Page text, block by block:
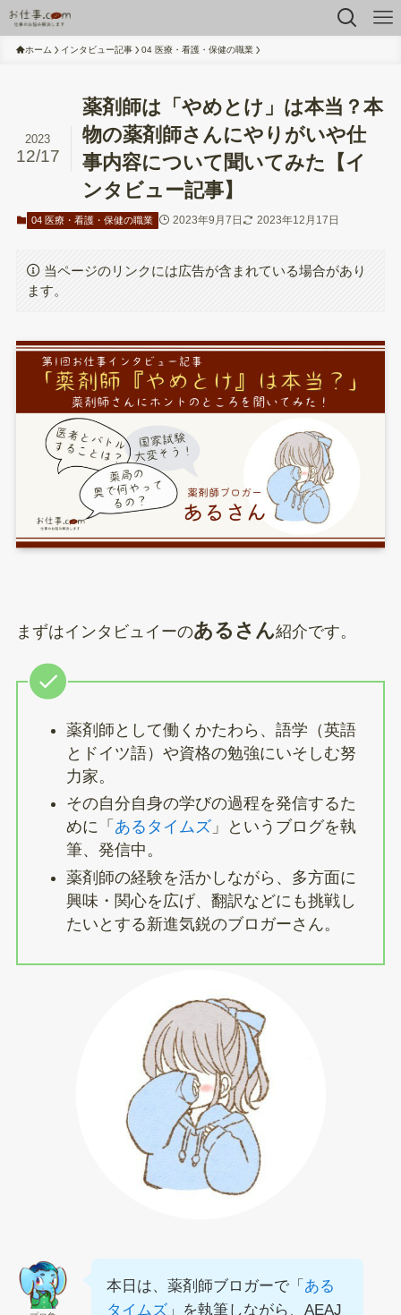
ホーム インタビュー記事 04 医療・看護・保健の職業
薬剤師は「やめとけ」は本当？本
物の薬剤師さんにやりがいや仕
事内容について聞いてみた【イ
ンタビュー記事】
2023
12/17
04 医療・看護・保健の職業 2023年9月7日 2023年12月17日
当ページのリンクには広告が含まれている場合があり
ます。
まずはインタビュイーのあるさん紹介です。
薬剤師として働くかたわら、語学（英語
とドイツ語）や資格の勉強にいそしむ努
力家。
その自分自身の学びの過程を発信するた
めに「 あるタイムズ」というブログを執
筆、発信中。
薬剤師の経験を活かしながら、多方面に
興味・関心を広げ、翻訳などにも挑戦し
たいとする新進気鋭のブロガーさん。
本日は、薬剤師ブロガーで「 ある
タイムズ」を執筆しながら、AEAJ